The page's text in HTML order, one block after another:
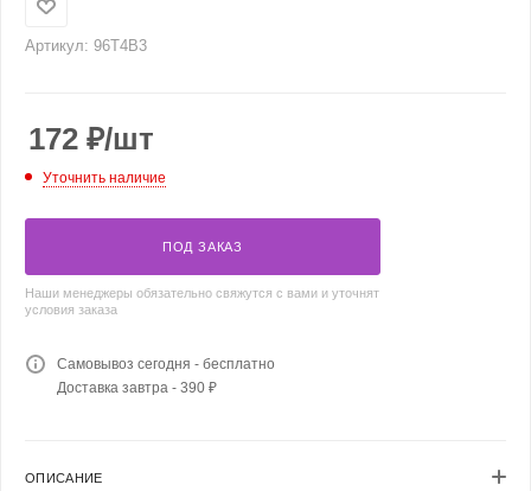
Артикул: 96Т4В3
172 ₽/шт
Уточнить наличие
ПОД ЗАКАЗ
Наши менеджеры обязательно свяжутся с вами и уточнят
условия заказа
Самовывоз сегодня - бесплатно
Доставка завтра - 390 ₽
ОПИСАНИЕ